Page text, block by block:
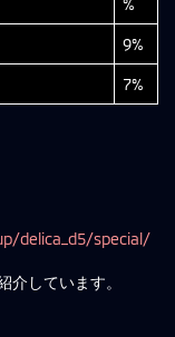
9%
7%
delica_d5/special/
介しています。